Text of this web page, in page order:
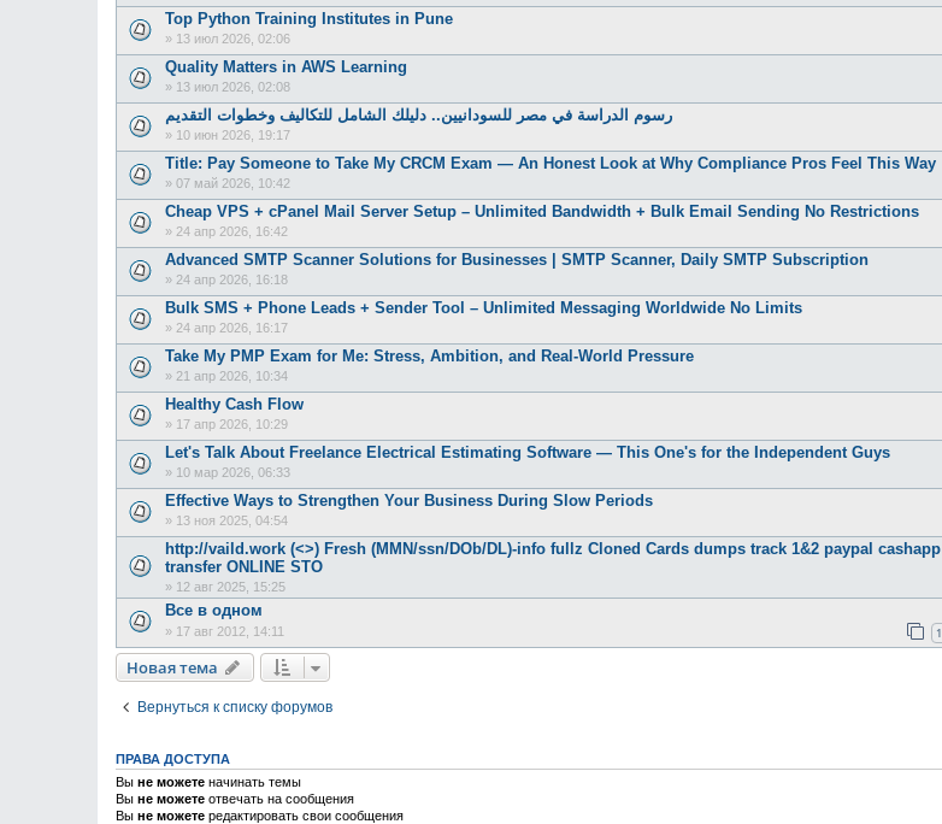
Top Python Training Institutes in Pune
» 13 июл 2026, 02:06
Quality Matters in AWS Learning
» 13 июл 2026, 02:08
رسوم الدراسة في مصر للسودانيين.. دليلك الشامل للتكاليف وخطوات التقديم
» 10 июн 2026, 19:17
Title: Pay Someone to Take My CRCM Exam — An Honest Look at Why Compliance Pros Feel This Way
» 07 май 2026, 10:42
Cheap VPS + cPanel Mail Server Setup – Unlimited Bandwidth + Bulk Email Sending No Restrictions
» 24 апр 2026, 16:42
Advanced SMTP Scanner Solutions for Businesses | SMTP Scanner, Daily SMTP Subscription
» 24 апр 2026, 16:18
Bulk SMS + Phone Leads + Sender Tool – Unlimited Messaging Worldwide No Limits
» 24 апр 2026, 16:17
Take My PMP Exam for Me: Stress, Ambition, and Real-World Pressure
» 21 апр 2026, 10:34
Healthy Cash Flow
» 17 апр 2026, 10:29
Let's Talk About Freelance Electrical Estimating Software — This One's for the Independent Guys
» 10 мар 2026, 06:33
Effective Ways to Strengthen Your Business During Slow Periods
» 13 ноя 2025, 04:54
http://vaild.work (<>) Fresh (MMN/ssn/DOb/DL)-info fullz Cloned Cards dumps track 1&2 paypal cashapp
transfer ONLINE STO
» 12 авг 2025, 15:25
Все в одном
» 17 авг 2012, 14:11 1
Новая тема
Вернуться к списку форумов
ПРАВА ДОСТУПА
Вы не можете начинать темы
Вы не можете отвечать на сообщения
Вы не можете редактировать свои сообщения